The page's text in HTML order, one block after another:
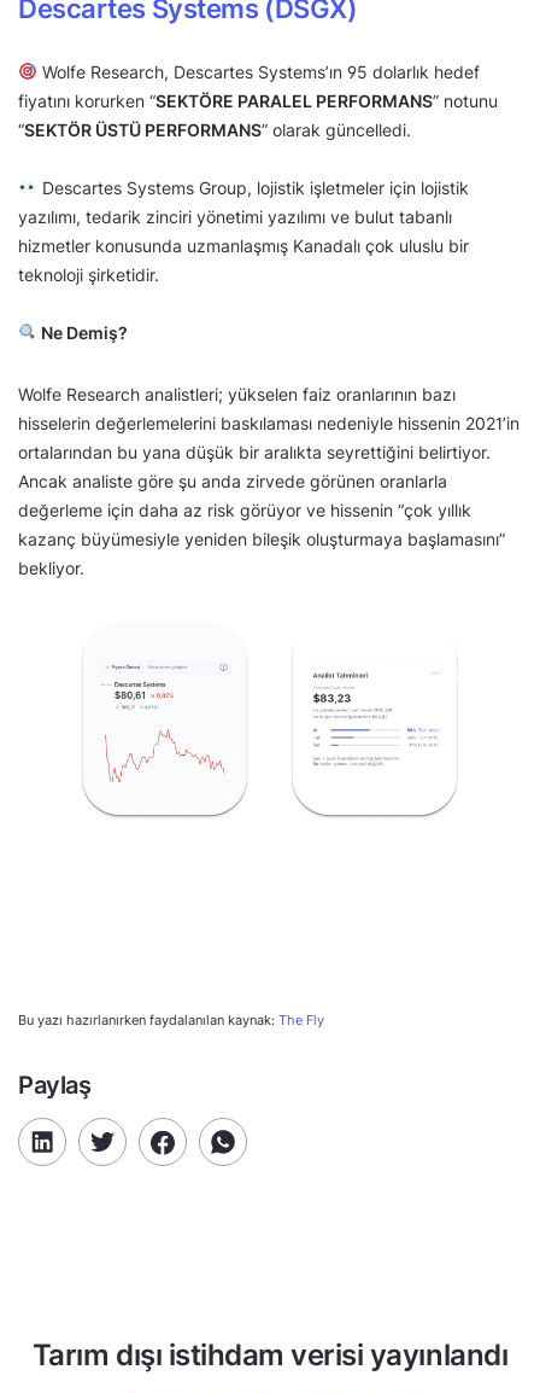
Descartes Systems (DSGX)
Wolfe Research, Descartes Systems’ın 95 dolarlık hedef
fiyatını korurken “SEKTÖRE PARALEL PERFORMANS” notunu
“SEKTÖR ÜSTÜ PERFORMANS” olarak güncelledi.
Descartes Systems Group, lojistik işletmeler için lojistik
yazılımı, tedarik zinciri yönetimi yazılımı ve bulut tabanlı
hizmetler konusunda uzmanlaşmış Kanadalı çok uluslu bir
teknoloji şirketidir.
Ne Demiş?
Wolfe Research analistleri; yükselen faiz oranlarının bazı
hisselerin değerlemelerini baskılaması nedeniyle hissenin 2021’in
ortalarından bu yana düşük bir aralıkta seyrettiğini belirtiyor.
Ancak analiste göre şu anda zirvede görünen oranlarla
değerleme için daha az risk görüyor ve hissenin “çok yıllık
kazanç büyümesiyle yeniden bileşik oluşturmaya başlamasını”
bekliyor.
Bu yazı hazırlanırken faydalanılan kaynak: The Fly
Paylaş
Tarım dışı istihdam verisi yayınlandı